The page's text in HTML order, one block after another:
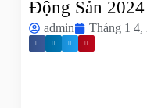
Động Sản 2024
admin Tháng 1 4,